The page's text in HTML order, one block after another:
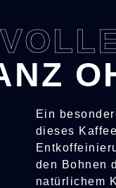
Ein
dieses
den Bohnen
natürlichem